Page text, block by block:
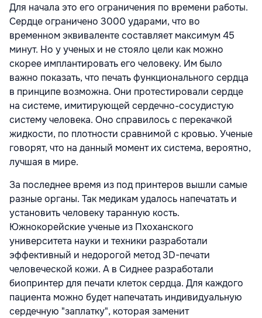
Для начала это его ограничения по времени работы.
Сердце ограничено 3000 ударами, что во
временном эквиваленте составляет максимум 45
минут. Но у ученых и не стояло цели как можно
скорее имплантировать его человеку. Им было
важно показать, что печать функционального сердца
в принципе возможна. Они протестировали сердце
на системе, имитирующей сердечно-сосудистую
систему человека. Оно справилось с перекачкой
жидкости, по плотности сравнимой с кровью. Ученые
говорят, что на данный момент их система, вероятно,
лучшая в мире.
За последнее время из под принтеров вышли самые
разные органы. Так медикам удалось напечатать и
установить человеку таранную кость.
Южнокорейские ученые из Пхоханского
университета науки и техники разработали
эффективный и недорогой метод 3D-печати
человеческой кожи. А в Сиднее разработали
биопринтер для печати клеток сердца. Для каждого
пациента можно будет напечатать индивидуальную
сердечную "заплатку", которая заменит